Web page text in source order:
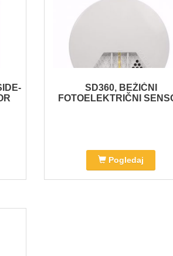
SD360, BEŽIČNI
FOTOELEKTRIČNI
Pogledaj